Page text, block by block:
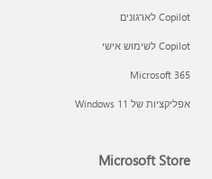
Copilot לארגונים
Copilot לשימוש אישי
Microsoft 365
אפליקציות של Windows 11‏
Microsoft Store